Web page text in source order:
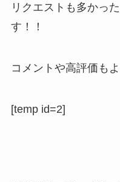
リクエストも多かっ
す！！
コメントや高評価も
[temp id=2]